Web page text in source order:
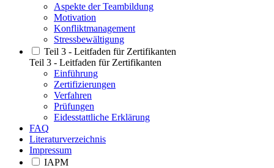
Aspekte der Teambildung
Motivation
Konfliktmanagement
Stressbewältigung
Teil 3 - Leitfaden für Zertifikanten
Teil 3 - Leitfaden für Zertifikanten
Einführung
Zertifizierungen
Verfahren
Prüfungen
Eidesstattliche Erklärung
FAQ
Literaturverzeichnis
Impressum
IAPM